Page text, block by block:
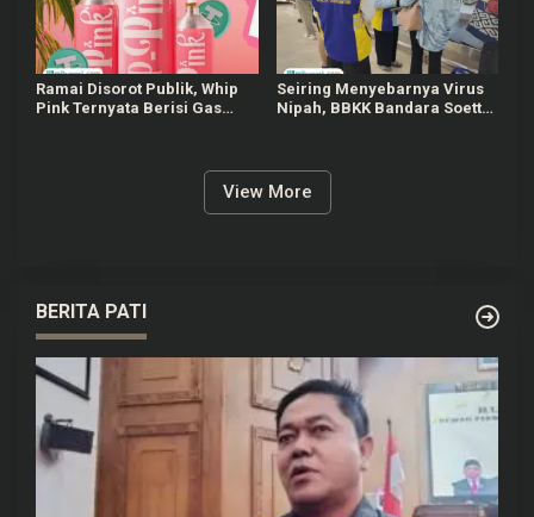
Ramai Disorot Publik, Whip
Pink Ternyata Berisi Gas
Seiring Menyebarnya Virus
Nipah, BBKK Bandara Soetta
View More
BERITA PATI